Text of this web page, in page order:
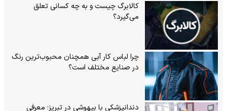
کالابرگ چیست و به چه کسانی تعلق
می‌گیرد؟
چرا لباس کار آبی همچنان محبوب‌ترین رنگ
در صنایع مختلف است؟
دندانپزشکی با بیهوشی در تبریز؛ معرفی